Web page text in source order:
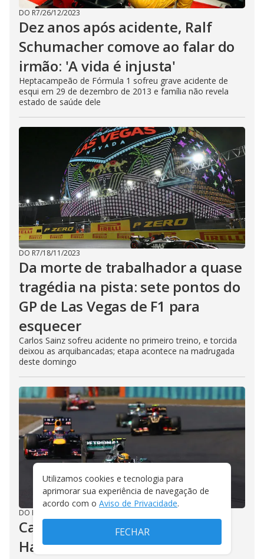
DO R7/26/12/2023
Dez anos após acidente, Ralf
Schumacher comove ao falar do
irmão: 'A vida é injusta'
Heptacampeão de Fórmula 1 sofreu grave acidente de
esqui em 29 de dezembro de 2013 e família não revela
estado de saúde dele
DO R7/18/11/2023
Da morte de trabalhador a quase
tragédia na pista: sete pontos do
GP de Las Vegas de F1 para
esquecer
Carlos Sainz sofreu acidente no primeiro treino, e torcida
deixou as arquibancadas; etapa acontece na madrugada
deste domingo
DO R7
Carro da primeira vitória de
Hamilton na F1 é leiloado e
Utilizamos cookies e tecnologia para
aprimorar sua experiência de navegação de
acordo com o Aviso de Privacidade.
FECHAR